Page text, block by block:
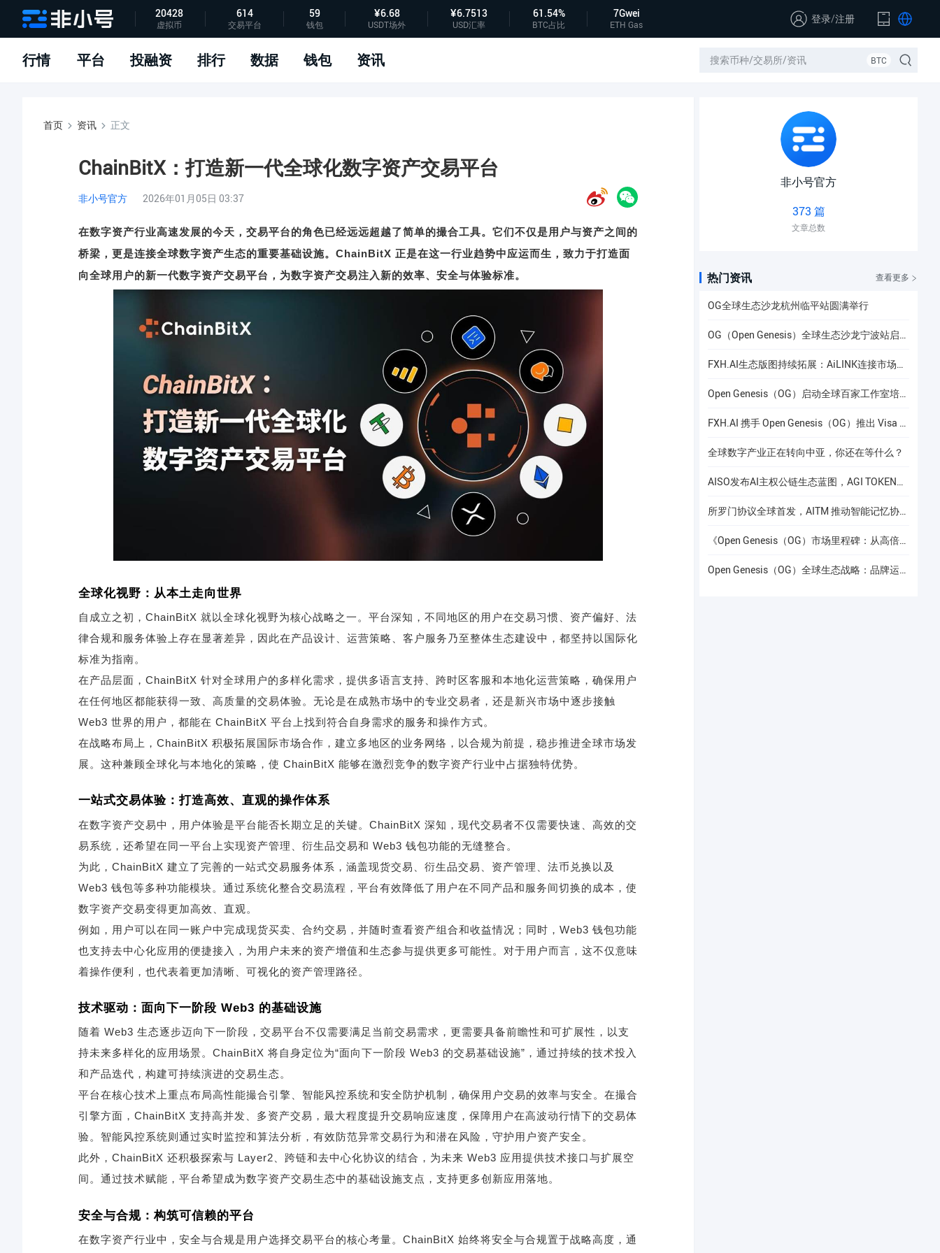
APP下载
指标说明
问题反馈
20428
虚拟币
614
交易平台
59
钱包
¥6.68
USDT场外
¥6.7513
USD汇率
61.54%
BTC占比
7Gwei
ETH Gas 登录/注册
行情 平台 投融资 排行 数据 钱包 资讯 BTC
首页 资讯 正文
ChainBitX：打造新一代全球化数字资产交易平台
非小号官方 2026年01月05日 03:37
在数字资产行业高速发展的今天，交易平台的角色已经远远超越了简单的撮合工具。它们不仅是用户与资产之间的
桥梁，更是连接全球数字资产生态的重要基础设施。ChainBitX 正是在这一行业趋势中应运而生，致力于打造面
向全球用户的新一代数字资产交易平台，为数字资产交易注入新的效率、安全与体验标准。
全球化视野：从本土走向世界
自成立之初，ChainBitX 就以全球化视野为核心战略之一。平台深知，不同地区的用户在交易习惯、资产偏好、法
律合规和服务体验上存在显著差异，因此在产品设计、运营策略、客户服务乃至整体生态建设中，都坚持以国际化
标准为指南。
在产品层面，ChainBitX 针对全球用户的多样化需求，提供多语言支持、跨时区客服和本地化运营策略，确保用户
在任何地区都能获得一致、高质量的交易体验。无论是在成熟市场中的专业交易者，还是新兴市场中逐步接触
Web3 世界的用户，都能在 ChainBitX 平台上找到符合自身需求的服务和操作方式。
在战略布局上，ChainBitX 积极拓展国际市场合作，建立多地区的业务网络，以合规为前提，稳步推进全球市场发
展。这种兼顾全球化与本地化的策略，使 ChainBitX 能够在激烈竞争的数字资产行业中占据独特优势。
一站式交易体验：打造高效、直观的操作体系
在数字资产交易中，用户体验是平台能否长期立足的关键。ChainBitX 深知，现代交易者不仅需要快速、高效的交
易系统，还希望在同一平台上实现资产管理、衍生品交易和 Web3 钱包功能的无缝整合。
为此，ChainBitX 建立了完善的一站式交易服务体系，涵盖现货交易、衍生品交易、资产管理、法币兑换以及
Web3 钱包等多种功能模块。通过系统化整合交易流程，平台有效降低了用户在不同产品和服务间切换的成本，使
数字资产交易变得更加高效、直观。
例如，用户可以在同一账户中完成现货买卖、合约交易，并随时查看资产组合和收益情况；同时，Web3 钱包功能
也支持去中心化应用的便捷接入，为用户未来的资产增值和生态参与提供更多可能性。对于用户而言，这不仅意味
着操作便利，也代表着更加清晰、可视化的资产管理路径。
技术驱动：面向下一阶段 Web3 的基础设施
随着 Web3 生态逐步迈向下一阶段，交易平台不仅需要满足当前交易需求，更需要具备前瞻性和可扩展性，以支
持未来多样化的应用场景。ChainBitX 将自身定位为“面向下一阶段 Web3 的交易基础设施”，通过持续的技术投入
和产品迭代，构建可持续演进的交易生态。
平台在核心技术上重点布局高性能撮合引擎、智能风控系统和安全防护机制，确保用户交易的效率与安全。在撮合
引擎方面，ChainBitX 支持高并发、多资产交易，最大程度提升交易响应速度，保障用户在高波动行情下的交易体
验。智能风控系统则通过实时监控和算法分析，有效防范异常交易行为和潜在风险，守护用户资产安全。
此外，ChainBitX 还积极探索与 Layer2、跨链和去中心化协议的结合，为未来 Web3 应用提供技术接口与扩展空
间。通过技术赋能，平台希望成为数字资产交易生态中的基础设施支点，支持更多创新应用落地。
安全与合规：构筑可信赖的平台
在数字资产行业中，安全与合规是用户选择交易平台的核心考量。ChainBitX 始终将安全与合规置于战略高度，通
非小号官方
373 篇
文章总数
热门资讯 查看更多
OG全球生态沙龙杭州临平站圆满举行
OG（Open Genesis）全球生态沙龙宁波站启幕，聚焦AI × Web3共识与应用落地
FXH.AI生态版图持续拓展：AiLINK连接市场数据、AI洞察与安全协作
Open Genesis（OG）启动全球百家工作室培养计划
FXH.AI 携手 Open Genesis（OG）推出 Visa 联名实体卡
全球数字产业正在转向中亚，你还在等什么？
AISO发布AI主权公链生态蓝图，AGI TOKEN计划于12月24日上线Gate.io
所罗门协议全球首发，AITM 推动智能记忆协议进入全球协作阶段
《Open Genesis（OG）市场里程碑：从高倍增长到共识流动性的价值重构》
Open Genesis（OG）全球生态战略：品牌运营赋能下的线下共识网络建设